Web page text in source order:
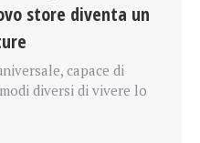
store diventa un
capace di
diversi di vivere lo